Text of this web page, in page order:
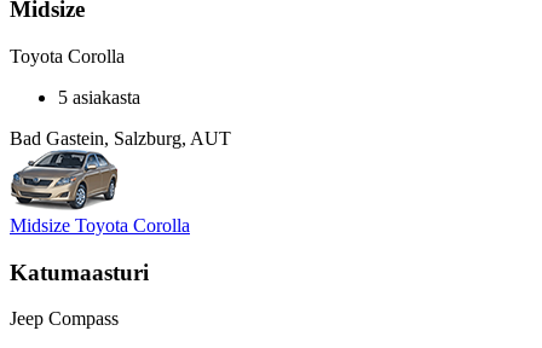
Midsize
Toyota Corolla
5 asiakasta
Bad Gastein, Salzburg, AUT
Midsize Toyota Corolla
Katumaasturi
Jeep Compass